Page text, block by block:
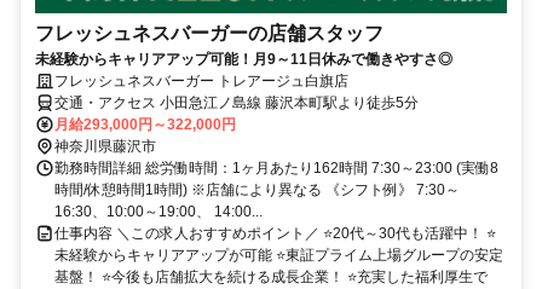
フレッシュネスバーガーの店舗スタッフ
未経験からキャリアアップ可能！月9～11日休みで働きやすさ◎
フレッシュネスバーガー トレアージュ白旗店
交通・アクセス 小田急江ノ島線 藤沢本町駅より徒歩5分
月給293,000円～322,000円
神奈川県藤沢市
勤務時間詳細 総労働時間：1ヶ月あたり162時間 7:30～23:00 (実働8
時間/休憩時間1時間) ※店舗により異なる 《シフト例》 7:30～
16:30、10:00～19:00、 14:00...
仕事内容 ＼この求人おすすめポイント／ ⭐20代～30代も活躍中！ ⭐
未経験からキャリアアップが可能 ⭐東証プライム上場グループの安定
基盤！ ⭐今後も店舗拡大を続ける成長企業！ ⭐充実した福利厚生で